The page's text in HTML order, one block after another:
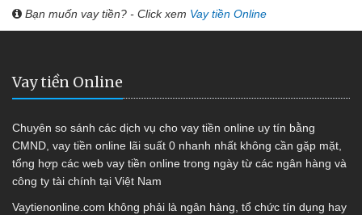
Bạn muốn vay tiền? - Click xem Vay tiền Online
Vay tiền Online
Chuyên so sánh các dịch vụ cho vay tiền online uy tín bằng
CMND, vay tiền online lãi suất 0 nhanh nhất không cần gặp mặt,
tổng hợp các web vay tiền online trong ngày từ các ngân hàng và
công ty tài chính tại Việt Nam
Vaytienonline.com không phải là ngân hàng, tổ chức tín dụng hay